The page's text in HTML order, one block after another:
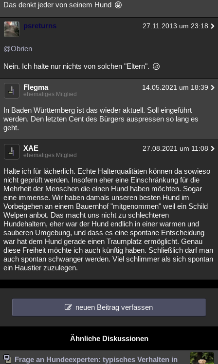
Das denkt jeder von seinem Hund
psreturns 27.11.2013 um 23:18
@Obrien
Nein. Ich halte nur nichts von solchen "Eltern".
Flegma 14.05.2021 um 18:39
ehemaliges Mitglied
In Baden Württemberg ist das wieder aktuell. Soll eingeführt
werden. Den letzten Cent des Bürgers auspressen so lang es
geht.
XAE 27.08.2021 um 11:08
ehemaliges Mitglied
Halte ich für lächerlich. Echte Halterqualitäten können da sowieso
nicht geprüft werden. Insofern eher eine Einschränkung für die
Mehrheit der Menschen die einen Hund haben möchten. Sogar
eine immense. Wir haben damals unseren besten Hund im
Vorbeigehen an einem Bauernhof "mitgenommen" weil ein Schild
Welpen anbot. Das macht uns nicht zu schlechteren
Hundehaltern, eher war der Hund endlich in einer warmen und
sauberen Umgebung, und dass es eine spontane Entscheidung
war hat dem Hund gerade einen Traumplatz ermöglicht. Genau
diese Freiheit möchte ich auch künftig haben. Schließlich darf man
auch spontan schwanger werden. Viel schlimmer als sich spontan
ein Haustier zuzulegen.
neuen Beitrag verfassen
Ähnliche Diskussionen
Frage an Hundeexperten: typisches Verhalten in